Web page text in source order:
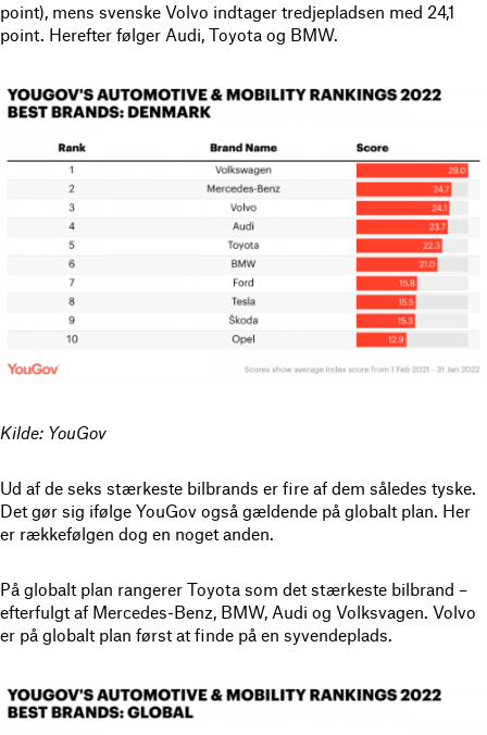
point), mens svenske Volvo indtager tredjepladsen med 24,1
point. Herefter følger Audi, Toyota og BMW.
Kilde: YouGov
Ud af de seks stærkeste bilbrands er fire af dem således tyske.
Det gør sig ifølge YouGov også gældende på globalt plan. Her
er rækkefølgen dog en noget anden.
På globalt plan rangerer Toyota som det stærkeste bilbrand –
efterfulgt af Mercedes-Benz, BMW, Audi og Volksvagen. Volvo
er på globalt plan først at finde på en syvendeplads.